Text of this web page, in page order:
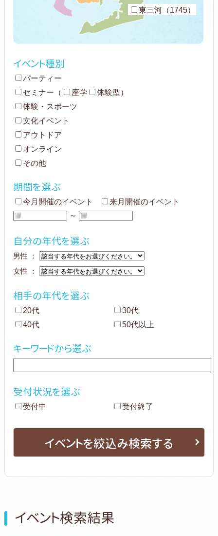
東三河（1745）
イベント種別
パーティー
セミナー （ 座学 体験型）
体験・スポーツ
文化イベント
アウトドア
オンライン
その他
期間を選ぶ
今月開催のイベント
来月開催のイベント
～
自分の年代を選ぶ
男性 ：
女性 ：
相手の年代を選ぶ
20代
30代
40代
50代以上
キーワードから選ぶ
受付状況を選ぶ
受付中 受付終了
イベントを絞込み検索する
イベント検索結果